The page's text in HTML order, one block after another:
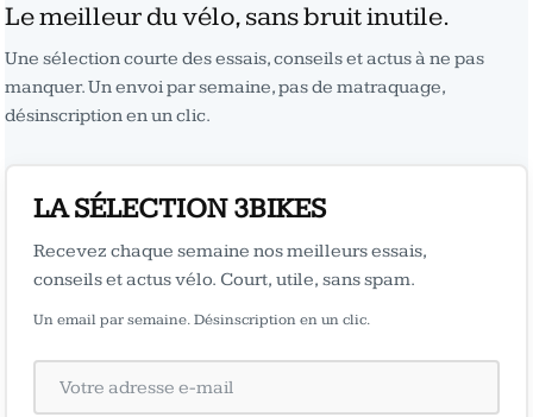
Le meilleur du vélo, sans bruit inutile.
Une sélection courte des essais, conseils et actus à ne pas
manquer. Un envoi par semaine, pas de matraquage,
désinscription en un clic.
LA SÉLECTION 3BIKES
Recevez chaque semaine nos meilleurs essais,
conseils et actus vélo. Court, utile, sans spam.
Un email par semaine. Désinscription en un clic.